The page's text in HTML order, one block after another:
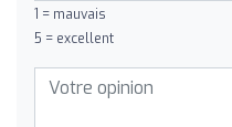
1 = mauvais
5 = excellent